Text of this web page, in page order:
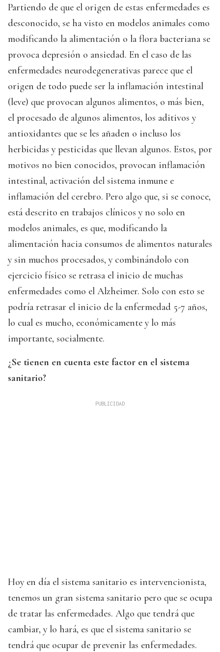
Partiendo de que el origen de estas enfermedades es
desconocido, se ha visto en modelos animales como
modificando la alimentación o la flora bacteriana se
provoca depresión o ansiedad. En el caso de las
enfermedades neurodegenerativas parece que el
origen de todo puede ser la inflamación intestinal
(leve) que provocan algunos alimentos, o más bien,
el procesado de algunos alimentos, los aditivos y
antioxidantes que se les añaden o incluso los
herbicidas y pesticidas que llevan algunos. Estos, por
motivos no bien conocidos, provocan inflamación
intestinal, activación del sistema inmune e
inflamación del cerebro. Pero algo que, si se conoce,
está descrito en trabajos clínicos y no solo en
modelos animales, es que, modificando la
alimentación hacia consumos de alimentos naturales
y sin muchos procesados, y combinándolo con
ejercicio físico se retrasa el inicio de muchas
enfermedades como el Alzheimer. Solo con esto se
podría retrasar el inicio de la enfermedad 5-7 años,
lo cual es mucho, económicamente y lo más
importante, socialmente.
¿Se tienen en cuenta este factor en el sistema
sanitario?
Hoy en día el sistema sanitario es intervencionista,
tenemos un gran sistema sanitario pero que se ocupa
de tratar las enfermedades. Algo que tendrá que
cambiar, y lo hará, es que el sistema sanitario se
tendrá que ocupar de prevenir las enfermedades.